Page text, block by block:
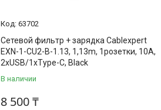
63702
Сетевой фильтр + зарядка Cablexpert
EXN-1-CU2-B-1.13, 1,13m, 1розетки, 10A,
2xUSB/1xType-C, Black
В наличии
8 500 ₸